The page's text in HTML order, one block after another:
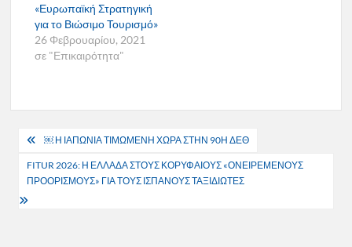
«Ευρωπαϊκή Στρατηγική
για το Βιώσιμο Τουρισμό»
26 Φεβρουαρίου, 2021
σε "Επικαιρότητα"
Πλοήγηση
άρθρων
￼ Η ΙΑΠΩΝΙΑ ΤΙΜΩΜΕΝΗ ΧΩΡΑ ΣΤΗΝ 90Η ΔΕΘ
FITUR 2026: Η ΕΛΛΑΔΑ ΣΤΟΥΣ ΚΟΡΥΦΑΙΟΥΣ «ΟΝΕΙΡΕΜΕΝΟΥΣ
ΠΡΟΟΡΙΣΜΟΥΣ» ΓΙΑ ΤΟΥΣ ΙΣΠΑΝΟΥΣ ΤΑΞΙΔΙΩΤΕΣ